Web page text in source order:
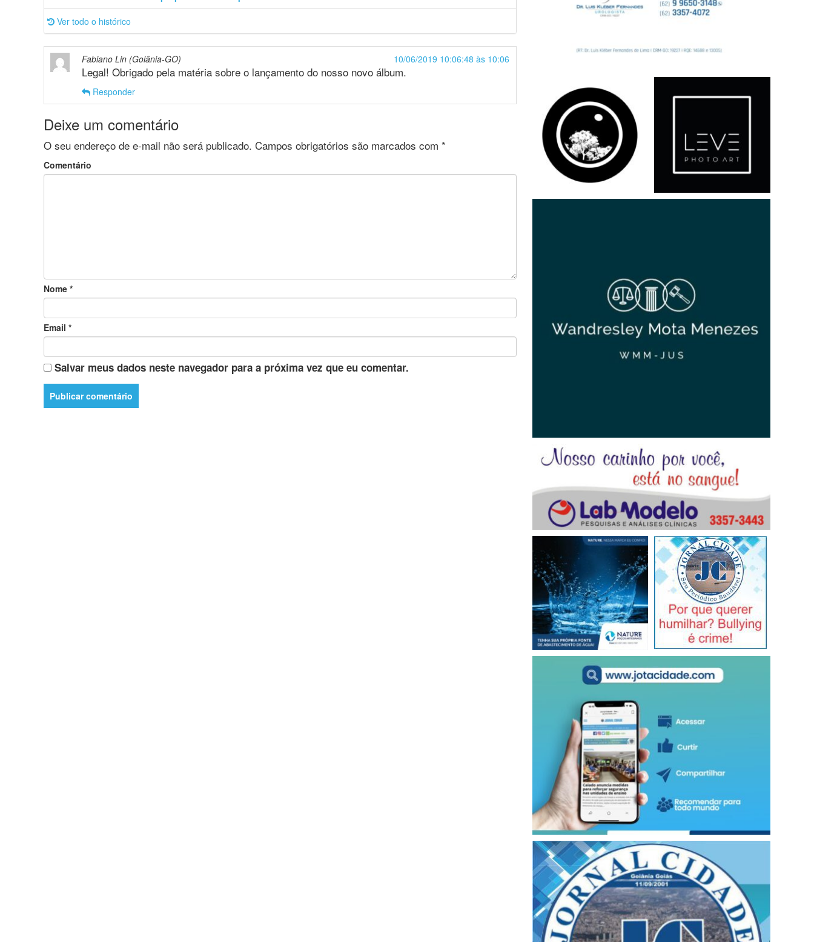
Ver todo o histórico
10/06/2019 10:06:48 às 10:06
Fabiano Lin (Goiânia-GO)
Legal! Obrigado pela matéria sobre o lançamento do nosso novo álbum.
Responder
Deixe um comentário
O seu endereço de e-mail não será publicado. Campos obrigatórios são marcados com *
Comentário
Nome *
Email *
Salvar meus dados neste navegador para a próxima vez que eu comentar.